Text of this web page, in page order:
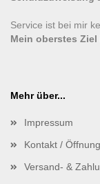
Service ist bei mir
Mein oberstes
Mehr über...
Impressum
Kontakt /
Versand- &